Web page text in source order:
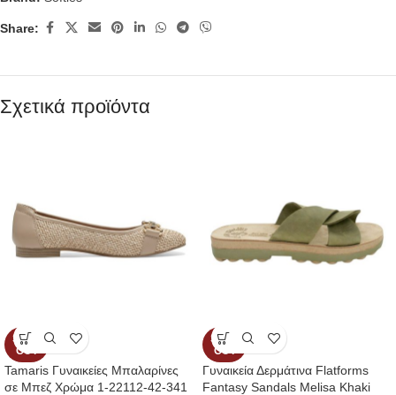
Share:
Σχετικά προϊόντα
SOLD
OUT
Tamaris Γυναικείες Μπαλαρίνες
σε Μπεζ Χρώμα 1-22112-42-341
SOLD
OUT
Γυναικεία Δερμάτινα Flatforms
Fantasy Sandals Melisa Khaki